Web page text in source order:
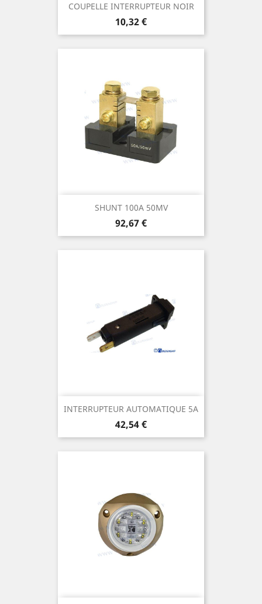
COUPELLE INTERRUPTEUR NOIR
Prix
10,32 €
SHUNT 100A 50MV
Prix
92,67 €
INTERRUPTEUR AUTOMATIQUE 5A
Prix
42,54 €